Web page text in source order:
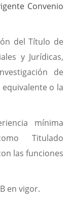
Convenio
del Título de
y Jurídicas,
de
o la
mínima
Titulado
las funciones
en vigor.